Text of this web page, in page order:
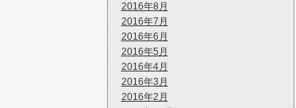
2016年8月
2016年7月
2016年6月
2016年5月
2016年4月
2016年3月
2016年2月